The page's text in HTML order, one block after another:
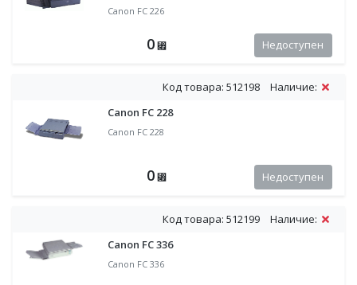
Canon FC 226
0 ⃏ Недоступен
Код товара: 512198
Наличие:
Canon FC 228
Canon FC 228
0 ⃏ Недоступен
Код товара: 512199
Наличие:
Canon FC 336
Canon FC 336